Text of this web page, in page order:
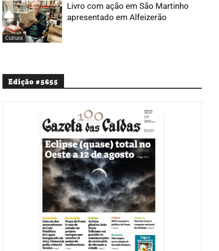
Cultura
Livro com ação em São Martinho
apresentado em Alfeizerão
Edição #5655